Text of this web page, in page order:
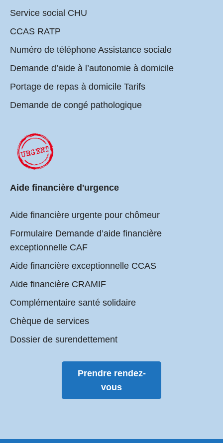
Service social CHU
CCAS RATP
Numéro de téléphone Assistance sociale
Demande d’aide à l’autonomie à domicile
Portage de repas à domicile Tarifs
Demande de congé pathologique
Aide financière d'urgence
Aide financière urgente pour chômeur
Formulaire Demande d’aide financière
exceptionnelle CAF
Aide financière exceptionnelle CCAS
Aide financière CRAMIF
Complémentaire santé solidaire
Chèque de services
Dossier de surendettement
Prendre rendez-
vous